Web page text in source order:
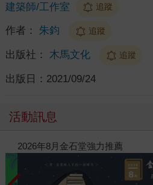
建築師/工作室
追蹤
作者： 朱鈞 追蹤
出版社： 木馬文化 追蹤
出版日： 2021/09/24
活動訊息
2026年8月金石堂強力推薦